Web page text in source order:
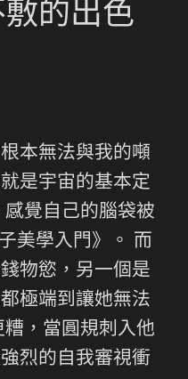
的出色
本無法與我的噸
是宇宙的基本定
覺自己的腦袋被
美學入門》。 而
物慾，另一個是
極端到讓她無法
，當圓規刺入他
烈的自我審視衝